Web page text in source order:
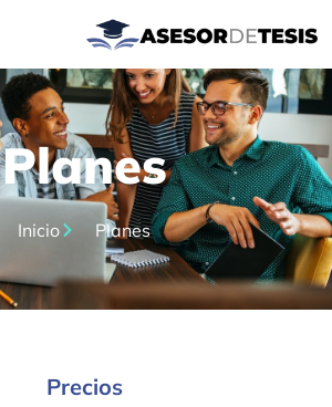
Planes
Inicio Planes
Precios